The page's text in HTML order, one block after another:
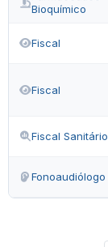
Bioquímico
Fiscal
Fiscal
Fiscal Sanitário
Fonoaudiólogo